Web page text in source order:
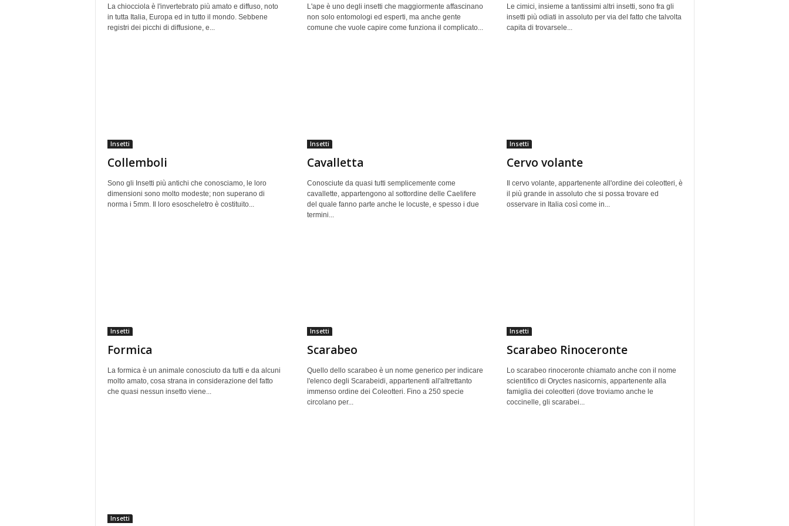
La chiocciola è l'invertebrato più amato e diffuso, noto
in tutta Italia, Europa ed in tutto il mondo. Sebbene
registri dei picchi di diffusione, e...
L'ape è uno degli insetti che maggiormente affascinano
non solo entomologi ed esperti, ma anche gente
comune che vuole capire come funziona il complicato...
Le cimici, insieme a tantissimi altri insetti, sono fra gli
insetti più odiati in assoluto per via del fatto che talvolta
capita di trovarsele...
Insetti
Collemboli
Sono gli Insetti più antichi che conosciamo, le loro
dimensioni sono molto modeste; non superano di
norma i 5mm. Il loro esoscheletro è costituito...
Insetti
Cavalletta
Conosciute da quasi tutti semplicemente come
cavallette, appartengono al sottordine delle Caelifere
del quale fanno parte anche le locuste, e spesso i due
termini...
Insetti
Cervo volante
Il cervo volante, appartenente all'ordine dei coleotteri, è
il più grande in assoluto che si possa trovare ed
osservare in Italia così come in...
Insetti
Formica
La formica è un animale conosciuto da tutti e da alcuni
molto amato, cosa strana in considerazione del fatto
che quasi nessun insetto viene...
Insetti
Scarabeo
Quello dello scarabeo è un nome generico per indicare
l'elenco degli Scarabeidi, appartenenti all'altrettanto
immenso ordine dei Coleotteri. Fino a 250 specie
circolano per...
Insetti
Scarabeo Rinoceronte
Lo scarabeo rinoceronte chiamato anche con il nome
scientifico di Oryctes nasicornis, appartenente alla
famiglia dei coleotteri (dove troviamo anche le
coccinelle, gli scarabei...
Insetti